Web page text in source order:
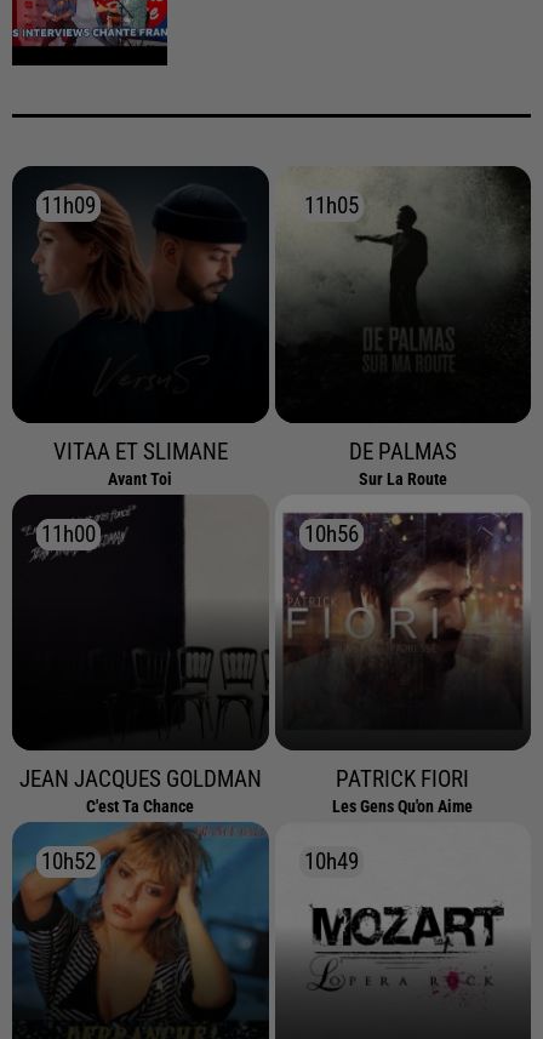
11h09
11h09
VITAA ET SLIMANE
Avant Toi
11h05
11h05
DE PALMAS
Sur La Route
11h00
11h00
JEAN JACQUES GOLDMAN
C'est Ta Chance
10h56
10h56
PATRICK FIORI
Les Gens Qu'on Aime
10h52
10h52 10h49
10h49